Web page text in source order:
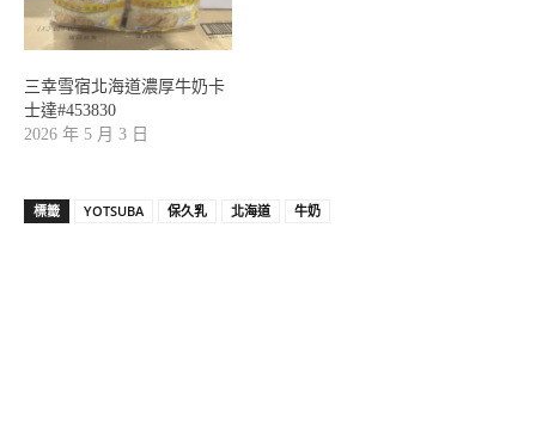
三幸雪宿北海道濃厚牛奶卡
士達#453830
2026 年 5 月 3 日
標籤 YOTSUBA 保久乳 北海道 牛奶